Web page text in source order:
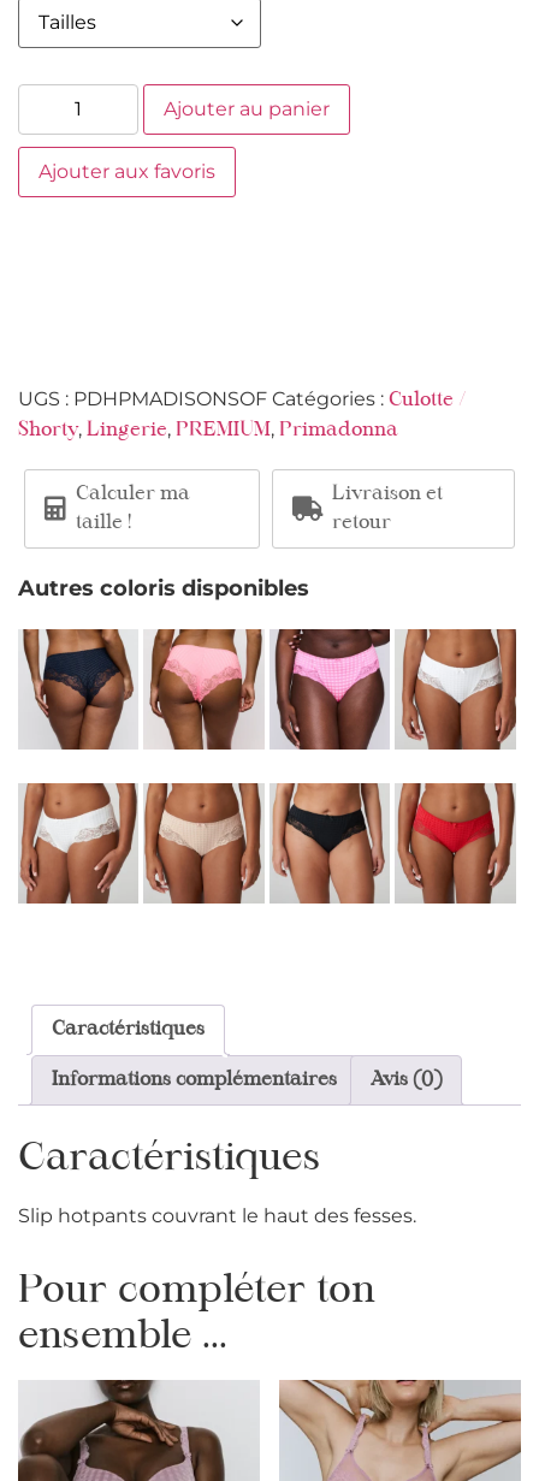
Ajouter au panier
Ajouter aux favoris
UGS : PDHPMADISONSOF Catégories : Culotte /
Shorty, Lingerie, PREMIUM, Primadonna
Calculer ma
taille !
Livraison et
retour
Autres coloris disponibles
Caractéristiques
Informations complémentaires Avis (0)
Caractéristiques
Slip hotpants couvrant le haut des fesses.
Pour compléter ton
ensemble ...